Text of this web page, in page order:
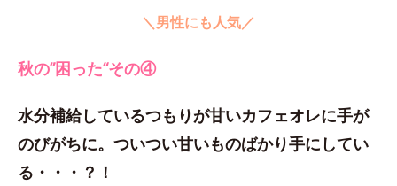
＼男性にも人気／
秋の”困った“その④
水分補給しているつもりが甘いカフェオレに手が
のびがちに。ついつい甘いものばかり手にしてい
る・・・？！